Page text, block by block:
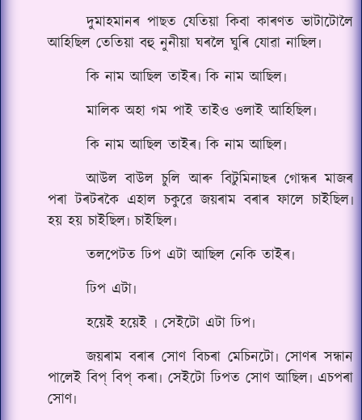
দুমাহমানৰ পাছত যেতিয়া কিবা কাৰণত ভাটাটোলৈ
আহিছিল তেতিয়া বহু নুনীয়া ঘৰলৈ ঘুৰি যোৱা নাছিল৷
কি নাম আছিল তাইৰ৷ কি নাম আছিল৷
মালিক অহা গম পাই তাইও ওলাই আহিছিল৷
কি নাম আছিল তাইৰ৷ কি নাম আছিল৷
আউল বাউল চুলি আৰু বিটুমিনাছৰ গোন্ধৰ মাজৰ
পৰা টৰটৰকৈ এহাল চকুৱে জয়ৰাম বৰাৰ ফালে চাইছিল৷
হয় হয় চাইছিল৷ চাইছিল৷
তলপেটত ঢিপ এটা আছিল নেকি তাইৰ৷
ঢিপ এটা৷
হয়েই হয়েই ৷ সেইটো এটা ঢিপ৷
জয়ৰাম বৰাৰ সোণ বিচৰা মেচিনটো৷ সোণৰ সন্ধান
পালেই বিপ্ বিপ্ কৰা৷ সেইটো ঢিপত সোণ আছিল৷ এচপৰা
সোণ৷